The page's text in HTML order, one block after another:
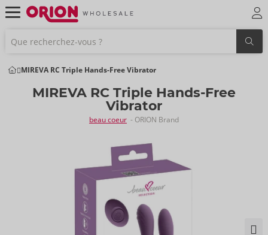
MIREVA RC Triple Hands-Free Vibrator
MIREVA RC Triple Hands-Free
Vibrator
beau coeur - ORION Brand